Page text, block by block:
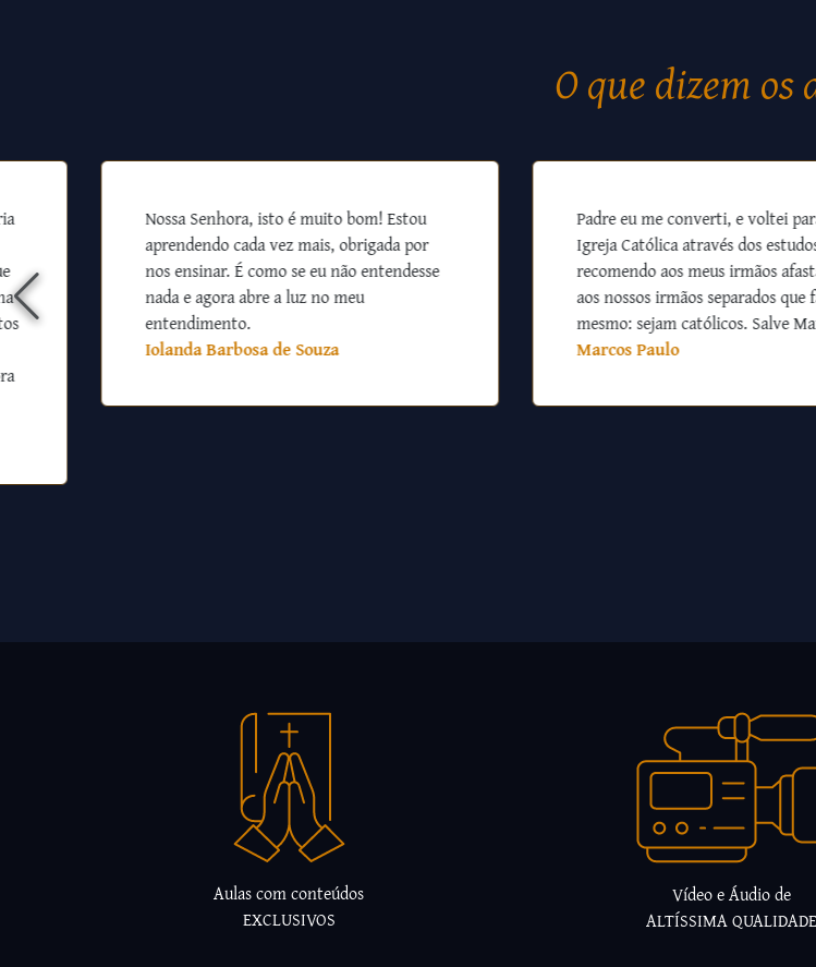
O que dizem os
Nossa Senhora, isto é muito bom! Estou
aprendendo cada vez mais, obrigada por
nos ensinar. É como se eu não entendesse
nada e agora abre a luz no meu
entendimento.
Iolanda Barbosa de Souza
Padre eu me converti, e voltei
Igreja Católica através dos
recomendo aos meus irmãos
aos nossos irmãos separados que
mesmo: sejam católicos. Salve
Marcos Paulo
Aulas com conteúdos
EXCLUSIVOS
Vídeo e Áudio de
ALTÍSSIMA QUALIDADE